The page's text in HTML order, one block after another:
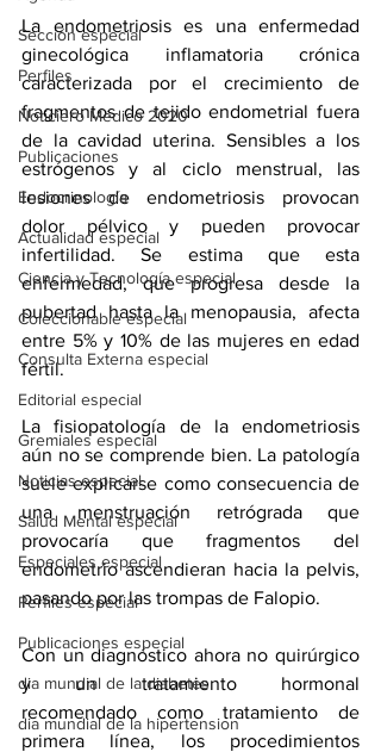
Sección especial
Perfiles
Noticiero Médico 2020
Publicaciones
Endocrinología
Actualidad especial
Ciencia y Tecnología especial
Coleccionable especial
Consulta Externa especial
Editorial especial
Gremiales especial
Noticias especial
Salud Mental especial
Especiales especial
Perfiles especial
Publicaciones especial
dia mundial de la diabetes
dia mundial de la hipertension
La endometriosis es una enfermedad
ginecológica inflamatoria crónica
caracterizada por el crecimiento de
fragmentos de tejido endometrial fuera
de la cavidad uterina. Sensibles a los
estrógenos y al ciclo menstrual, las
lesiones de endometriosis provocan
dolor pélvico y pueden provocar
infertilidad. Se estima que esta
enfermedad, que progresa desde la
pubertad hasta la menopausia, afecta
entre 5% y 10% de las mujeres en edad
fértil.
La fisiopatología de la endometriosis
aún no se comprende bien. La patología
suele explicarse como consecuencia de
una menstruación retrógrada que
provocaría que fragmentos del
endometrio ascendieran hacia la pelvis,
pasando por las trompas de Falopio.
Con un diagnóstico ahora no quirúrgico
y un tratamiento hormonal
recomendado como tratamiento de
primera línea, los procedimientos